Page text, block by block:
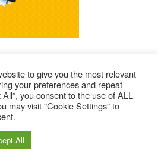
Contacts
Où Trouver Poly ?
À Poly
© 2025 – Magazine Poly – BKN
to give you the most relevant
your preferences and repeat
you consent to the use of ALL
may visit "Cookie Settings" to
All